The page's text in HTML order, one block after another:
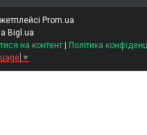
Prom.ua
Bigl.ua
на контент | Політика
▼